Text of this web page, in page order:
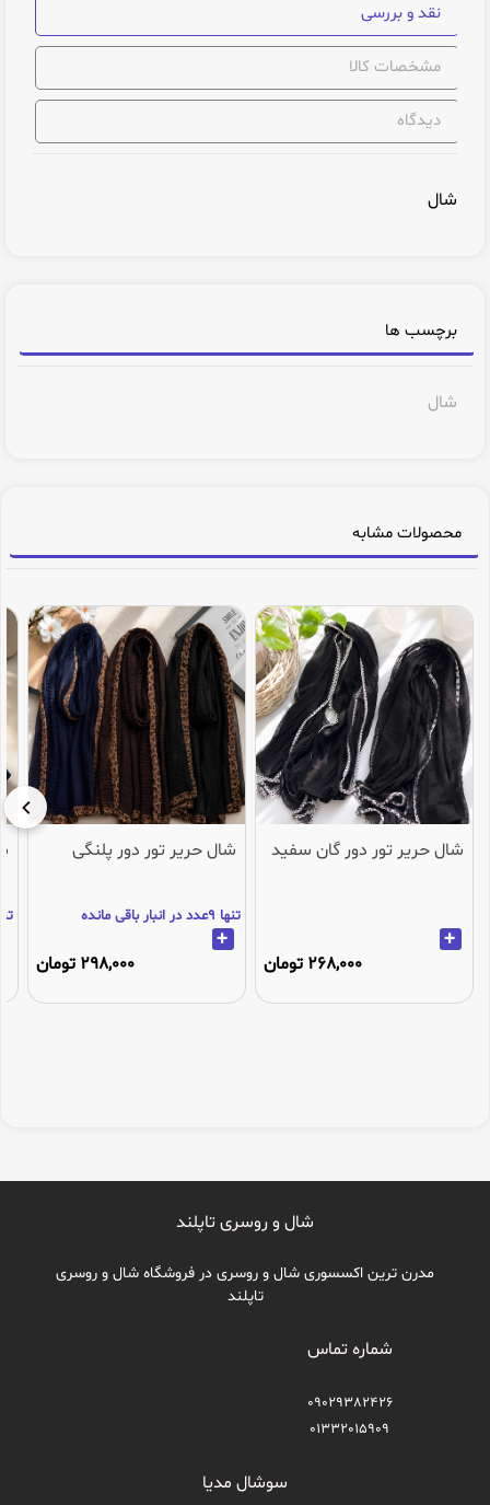
نقد و بررسی
مشخصات کالا
دیدگاه
شال
برچسب ها
شال
محصولات مشابه
شال حریر تور دور گان سفید
+
268,000 تومان
شال حریر تور دور پلنگی
تنها 9عدد در انبار باقی مانده
+
298,000 تومان
تنها 3عدد
شال و روسری تاپلند
مدرن ترین اکسسوری شال و روسری در فروشگاه شال و روسری
تاپلند
شماره تماس
09029382426
01332015909
سوشال مدیا